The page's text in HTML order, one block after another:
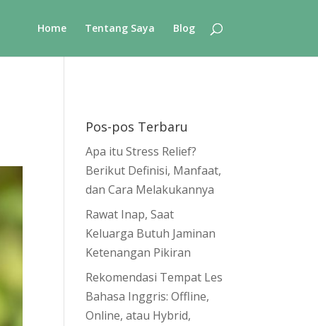
Home Tentang Saya Blog
Pos-pos Terbaru
Apa itu Stress Relief?
Berikut Definisi, Manfaat,
dan Cara Melakukannya
Rawat Inap, Saat
Keluarga Butuh Jaminan
Ketenangan Pikiran
Rekomendasi Tempat Les
Bahasa Inggris: Offline,
Online, atau Hybrid,